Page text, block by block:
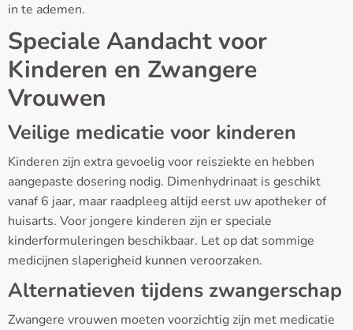
in te ademen.
Speciale Aandacht voor
Kinderen en Zwangere
Vrouwen
Veilige medicatie voor kinderen
Kinderen zijn extra gevoelig voor reisziekte en hebben
aangepaste dosering nodig. Dimenhydrinaat is geschikt
vanaf 6 jaar, maar raadpleeg altijd eerst uw apotheker of
huisarts. Voor jongere kinderen zijn er speciale
kinderformuleringen beschikbaar. Let op dat sommige
medicijnen slaperigheid kunnen veroorzaken.
Alternatieven tijdens zwangerschap
Zwangere vrouwen moeten voorzichtig zijn met medicatie